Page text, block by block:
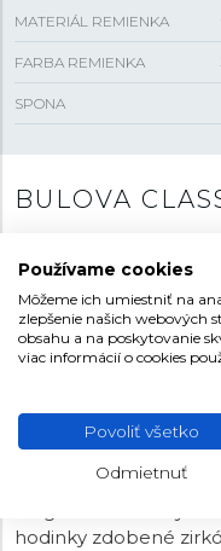
MATERIÁL REMIENKA
FARBA REMIENKA
SPONA
BULOVA
Bulova práve reedície
nie je tomu tak,
odkazuje na klasický
nich má oceľový
značky. Kolekcia
quartzovými, tak
dizajnov prinášajú
hodinky zdobené
Používame cookies
Môžeme ich umiestniť na
zlepšenie našich webových
obsahu a na poskytovanie
viac informácií o cookies
Povoliť všetko
Odmietnuť